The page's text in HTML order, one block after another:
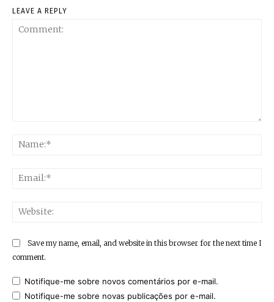
LEAVE A REPLY
Save my name, email, and website in this browser for the next time I
comment.
Notifique-me sobre novos comentários por e-mail.
Notifique-me sobre novas publicações por e-mail.